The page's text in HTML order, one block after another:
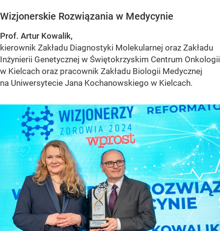
Wizjonerskie Rozwiązania w Medycynie
Prof. Artur Kowalik,
kierownik Zakładu Diagnostyki Molekularnej oraz Zakładu
Inżynierii Genetycznej w Świętokrzyskim Centrum Onkologii
w Kielcach oraz pracownik Zakładu Biologii Medycznej
na Uniwersytecie Jana Kochanowskiego w Kielcach.